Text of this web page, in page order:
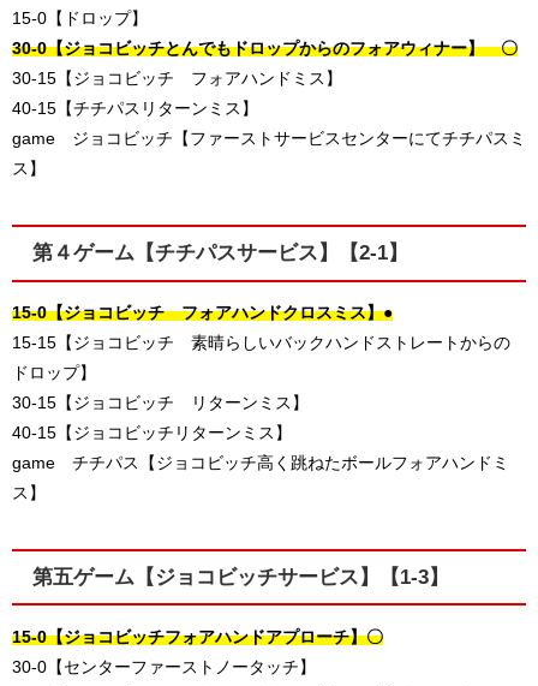
15-0【ドロップ】
30-0【ジョコビッチとんでもドロップからのフォアウィナー】 〇
30-15【ジョコビッチ フォアハンドミス】
40-15【チチパスリターンミス】
game ジョコビッチ【ファーストサービスセンターにてチチパスミ
ス】
第４ゲーム【チチパスサービス】【2-1】
15-0【ジョコビッチ フォアハンドクロスミス】●
15-15【ジョコビッチ 素晴らしいバックハンドストレートからの
ドロップ】
30-15【ジョコビッチ リターンミス】
40-15【ジョコビッチリターンミス】
game チチパス【ジョコビッチ高く跳ねたボールフォアハンドミ
ス】
第五ゲーム【ジョコビッチサービス】【1-3】
15-0【ジョコビッチフォアハンドアプローチ】〇
30-0【センターファーストノータッチ】